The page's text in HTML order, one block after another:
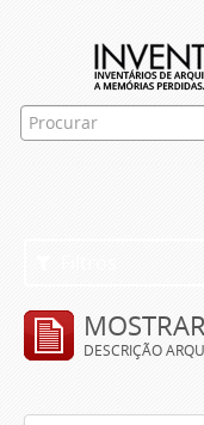
DESCRIÇÃO